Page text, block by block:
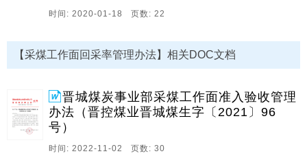
2、 淮矿生201628号 关于印发综采工作面安全管理刚性
生产矿井、工程建设公司： 现将综采工作面安全管理刚
性规定、采煤工作面煤锚支护巷道安全管理办法印发给
你们，请认真遵照执行。
锚支护巷道安全管理办法 2016年1月2日 抄送：公司有
关领导,公司。
及上隅角的瓦斯管理办法,目录,第一部分：“U”型通风的
时间: 2020-01-18 页数: 22
【采煤工作面回采率管理办法】相关DOC文档
晋城煤炭事业部采煤工作面准入验收管理
办法（晋控煤业晋城煤生字〔2021〕96
号）
时间: 2022-11-02 页数: 30